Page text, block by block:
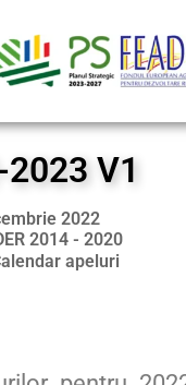
V1
2022
2014 - 2020
apeluri